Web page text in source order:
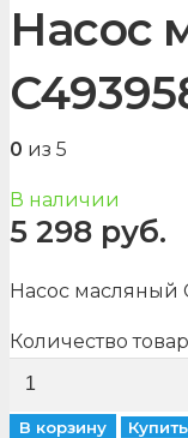
Насос
0 из 5
В наличии
5 298 руб.
Насос масляный
Количество
В корзину